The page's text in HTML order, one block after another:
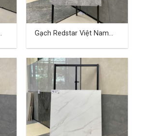
Gạch Redstar Việt Nam